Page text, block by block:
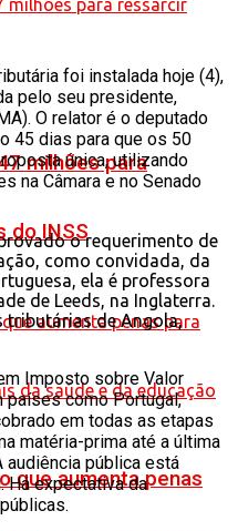
milhões para
do INSS
que aumenta penas
foi instalada hoje (4),
pelo seu presidente,
O relator é o deputado
45 dias para que os 50
única, utilizando
na Câmara e no Senado
o requerimento de
como convidada, da
ela é professora
de Leeds, na Inglaterra.
tributárias de Angola,
Imposto sobre Valor
países como Portugal,
em todas as etapas
matéria-prima até a última
audiência pública está
Há expectativa da